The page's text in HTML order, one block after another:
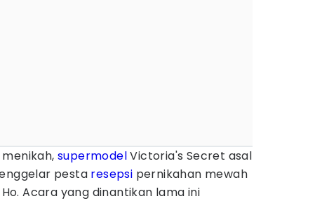
supermodelVictoria's Secret asal
pesta resepsi pernikahan mewah
Acara yang dinantikan lama ini